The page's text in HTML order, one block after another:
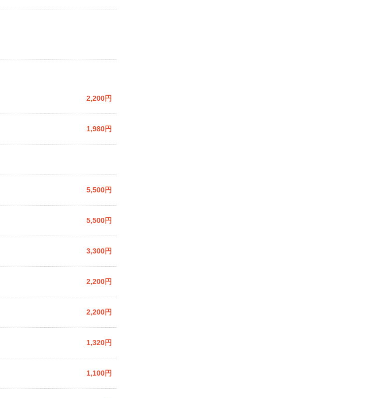
2,200円
1,980円
5,500円
5,500円
3,300円
2,200円
2,200円
1,320円
1,100円